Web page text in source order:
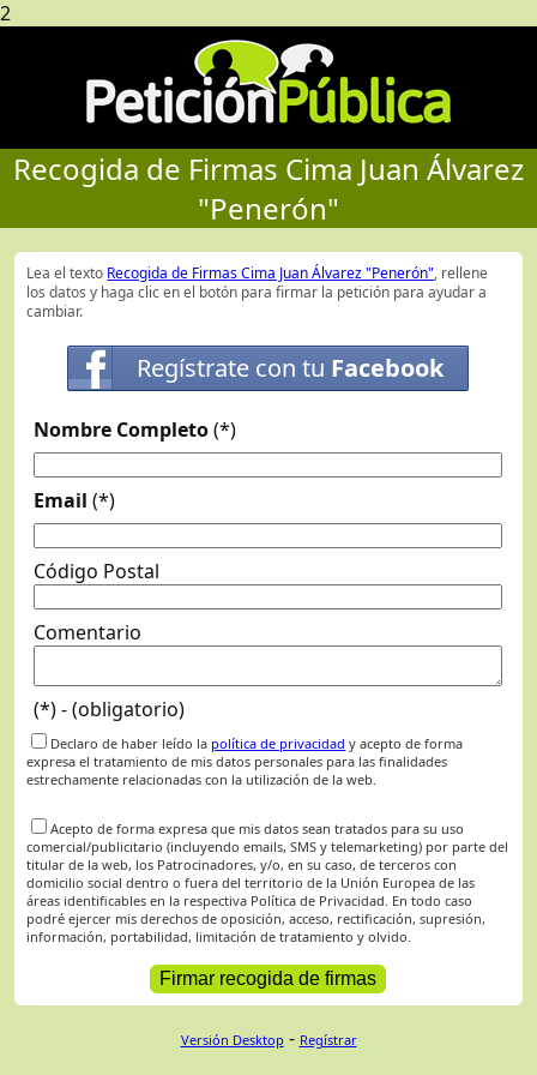
2
Recogida de Firmas Cima Juan Álvarez
"Penerón"
Lea el texto Recogida de Firmas Cima Juan Álvarez "Penerón", rellene
los datos y haga clic en el botón para firmar la petición para ayudar a
cambiar.
Regístrate con tu Facebook
Nombre Completo(*)
Email (*)
Código Postal
Comentario
(*) - (obligatorio)
Declaro de haber leído la política de privacidad y acepto de forma
expresa el tratamiento de mis datos personales para las finalidades
estrechamente relacionadas con la utilización de la web.
Acepto de forma expresa que mis datos sean tratados para su uso
comercial/publicitario (incluyendo emails, SMS y telemarketing) por parte del
titular de la web, los Patrocinadores, y/o, en su caso, de terceros con
domicilio social dentro o fuera del territorio de la Unión Europea de las
áreas identificables en la respectiva Política de Privacidad. En todo caso
podré ejercer mis derechos de oposición, acceso, rectificación, supresión,
información, portabilidad, limitación de tratamiento y olvido.
Versión Desktop - Regístrar